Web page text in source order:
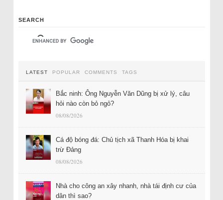
SEARCH
LATEST POPULAR COMMENTS TAGS
Bắc ninh: Ông Nguyễn Văn Dũng bị xử lý, câu
hỏi nào còn bỏ ngỏ?
08/08/2026
Cá độ bóng đá: Chủ tịch xã Thanh Hóa bị khai
trừ Đảng
08/08/2026
Nhà cho công an xây nhanh, nhà tái định cư của
dân thì sao?